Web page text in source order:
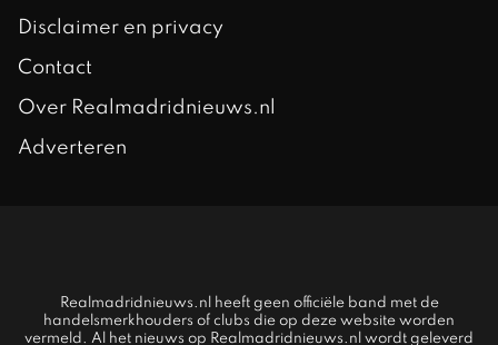
Disclaimer en privacy
Contact
Over Realmadridnieuws.nl
Adverteren
Realmadridnieuws.nl heeft geen officiële band met de
handelsmerkhouders of clubs die op deze website worden
vermeld. Al het nieuws op Realmadridnieuws.nl wordt geleverd